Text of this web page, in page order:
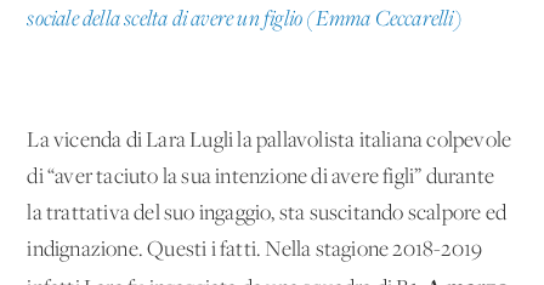
sociale della scelta di avere un figlio (Emma Ceccarelli)
La vicenda di Lara Lugli la pallavolista italiana colpevole
di “aver taciuto la sua intenzione di avere figli” durante
la trattativa del suo ingaggio, sta suscitando scalpore ed
indignazione. Questi i fatti. Nella stagione 2018-2019